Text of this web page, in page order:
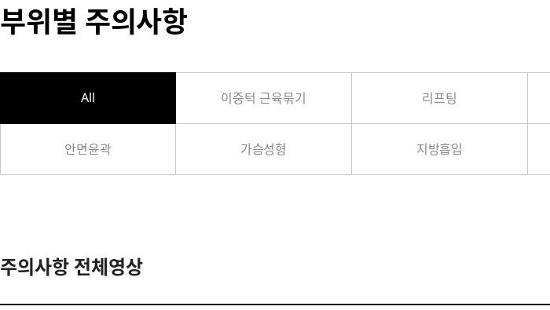
부위별 주의사항
All 이중턱 근육묶기 리프팅
안면윤곽 가슴성형 지방흡입
주의사항 전체영상